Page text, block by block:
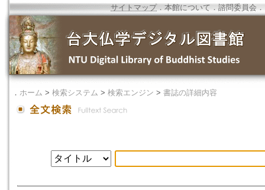
サイトマップ．本館について ． 諮問委員会 ．
． ホーム > 検索システム > 検索エンジン > 書誌の詳細内容